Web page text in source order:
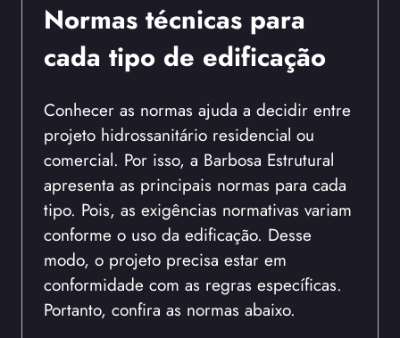
Normas técnicas para
cada tipo de edificação
Conhecer as normas ajuda a decidir entre
projeto hidrossanitário residencial ou
comercial. Por isso, a Barbosa Estrutural
apresenta as principais normas para cada
tipo. Pois, as exigências normativas variam
conforme o uso da edificação. Desse
modo, o projeto precisa estar em
conformidade com as regras específicas.
Portanto, confira as normas abaixo.